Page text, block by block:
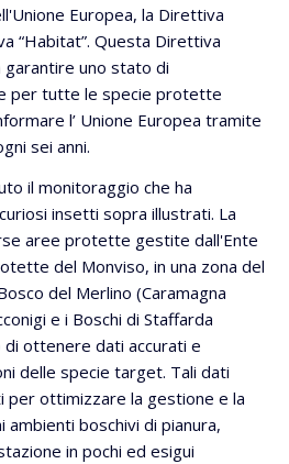
Europea, la Direttiva
“Habitat”. Questa Direttiva
garantire uno stato di
per tutte le specie protette
l’ Unione Europea tramite
sei anni.
il monitoraggio che ha
insetti sopra illustrati. La
aree protette gestite dall'Ente
del Monviso, in una zona del
del Merlino (Caramagna
e i Boschi di Staffarda
ottenere dati accurati e
delle specie target. Tali dati
ottimizzare la gestione e la
boschivi di pianura,
in pochi ed esigui